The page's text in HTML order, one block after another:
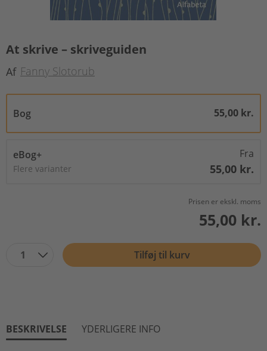
At skrive – skriveguiden
Af Fanny Slotorub
Bog 55,00 kr.
eBog+
Flere varianter
Fra
55,00 kr.
Prisen er ekskl. moms
55,00 kr.
1 Tilføj til kurv
BESKRIVELSE YDERLIGERE INFO